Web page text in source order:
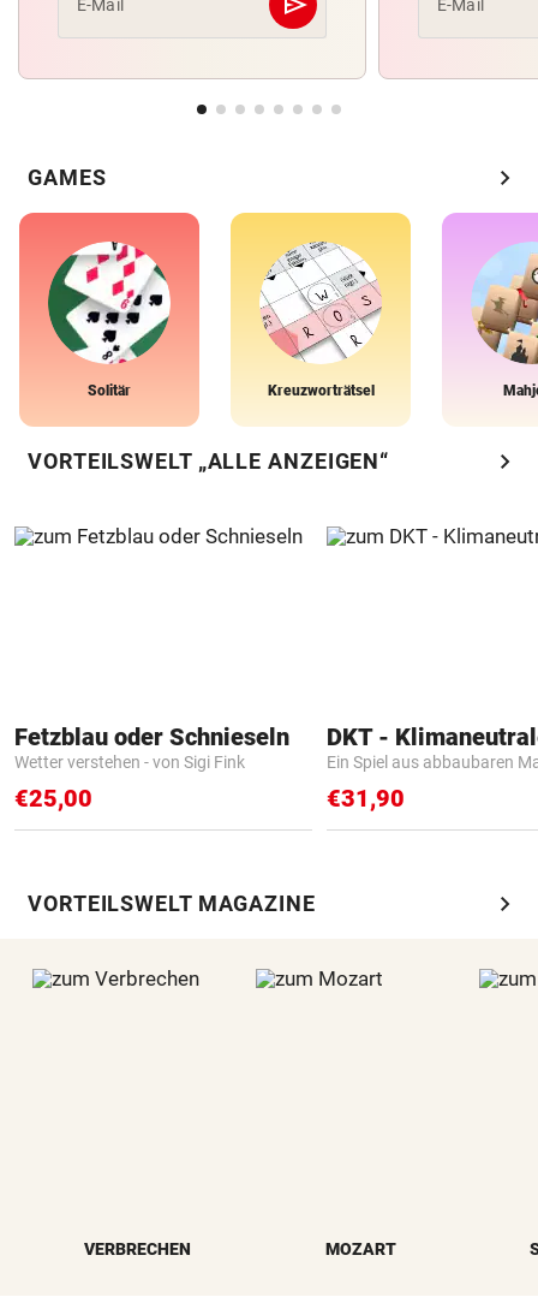
E-Mail Abschicken E-Mail
GAMES chevron_right
Solitär Kreuzworträtsel
VORTEILSWELT „ALLE ANZEIGEN“ chevron_right
Fetzblau oder Schnieseln
Wetter verstehen - von Sigi Fink
€25,00
Ein Spiel aus abbaubaren
€31,90
VORTEILSWELT MAGAZINE chevron_right
VERBRECHEN MOZART